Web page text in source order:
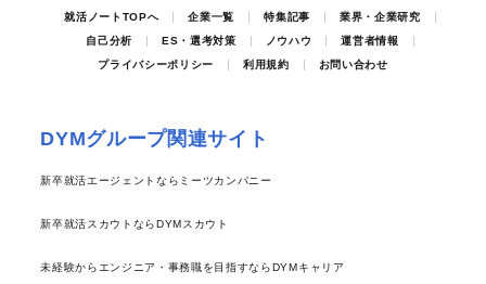
就活ノートTOPへ 企業一覧 特集記事
業界・企業研究
自己分析
ES・選考対策 ノウハウ
運営者情報
プライバシーポリシー
利用規約 お問い合わせ
DYMグループ関連サイト
新卒就活エージェントならミーツカンパニー
新卒就活スカウトならDYMスカウト
未経験からエンジニア・事務職を目指すならDYMキャリア